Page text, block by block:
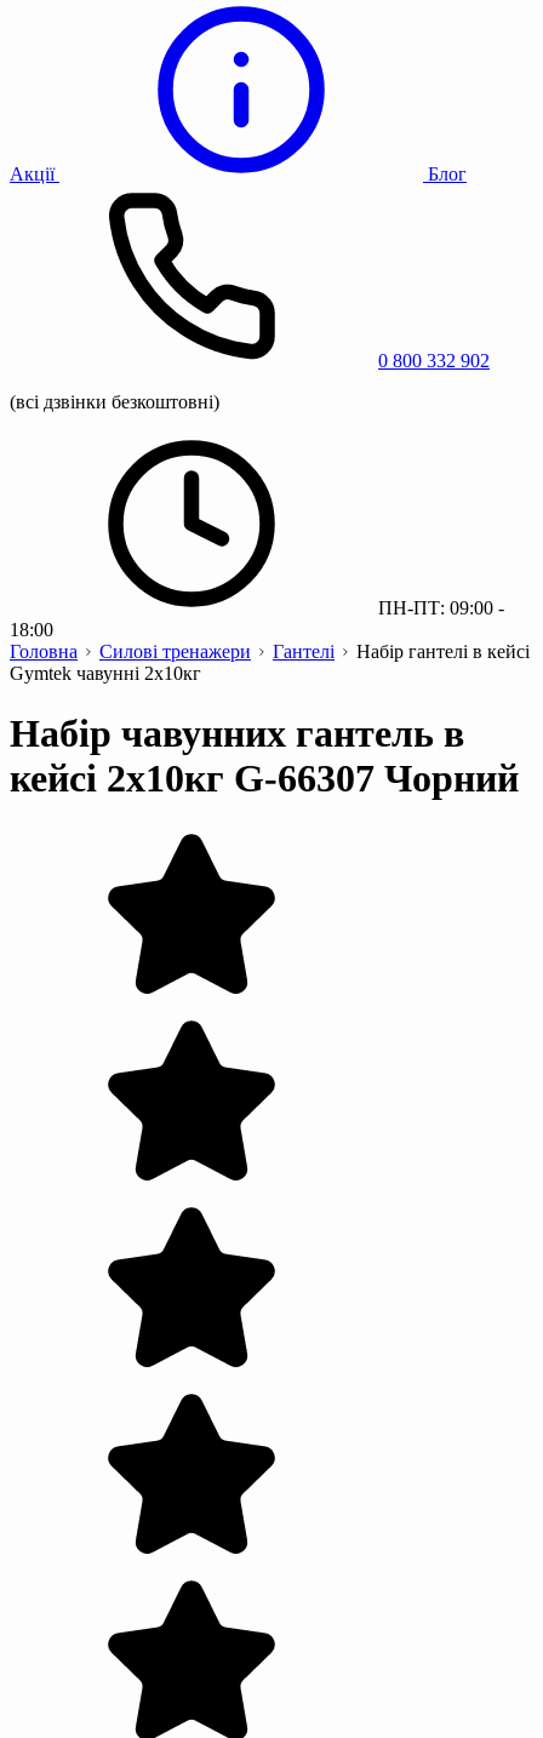
Акції Блог
0 800 332 902
(всі дзвінки безкоштовні)
ПН-ПТ: 09:00 -
18:00
Головна
Силові тренажери Гантелі
Набір гантелі в кейсі
Gymtek чавунні 2х10кг
Набір чавунних гантель в
кейсі 2х10кг G-66307 Чорний